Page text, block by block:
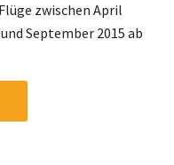
zwischen April
September 2015 ab